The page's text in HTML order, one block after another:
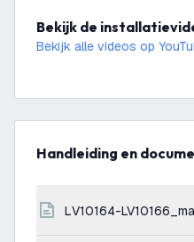
Bekijk de
Bekijk alle videos op
Handleiding en
LV10164-